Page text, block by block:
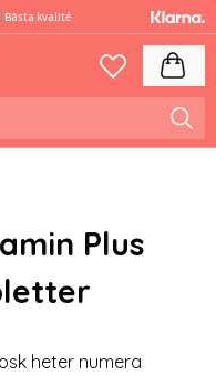
Bästa kvalité
Favoriter
Plus
heter numera